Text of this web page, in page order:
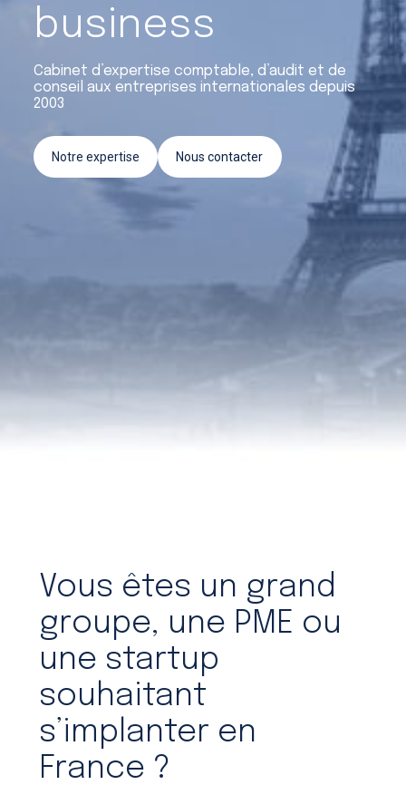
Crédit d’impôt recherche et
innovation
Conseil & Accompagnement
business
Cabinet d’expertise comptable, d’audit et de
conseil aux entreprises internationales depuis
2003
Notre expertise Nous contacter
Vous êtes un grand
groupe, une PME ou
une startup
souhaitant
s’implanter en
France ?